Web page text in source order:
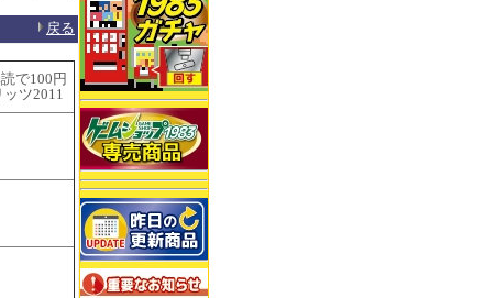
戻る
で100円
ツ2011